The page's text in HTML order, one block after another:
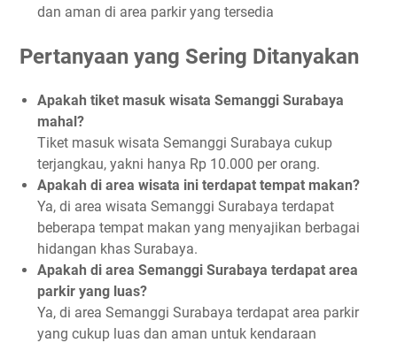
dan aman di area parkir yang tersedia
Pertanyaan yang Sering Ditanyakan
Apakah tiket masuk wisata Semanggi Surabaya
mahal?
Tiket masuk wisata Semanggi Surabaya cukup
terjangkau, yakni hanya Rp 10.000 per orang.
Apakah di area wisata ini terdapat tempat makan?
Ya, di area wisata Semanggi Surabaya terdapat
beberapa tempat makan yang menyajikan berbagai
hidangan khas Surabaya.
Apakah di area Semanggi Surabaya terdapat area
parkir yang luas?
Ya, di area Semanggi Surabaya terdapat area parkir
yang cukup luas dan aman untuk kendaraan